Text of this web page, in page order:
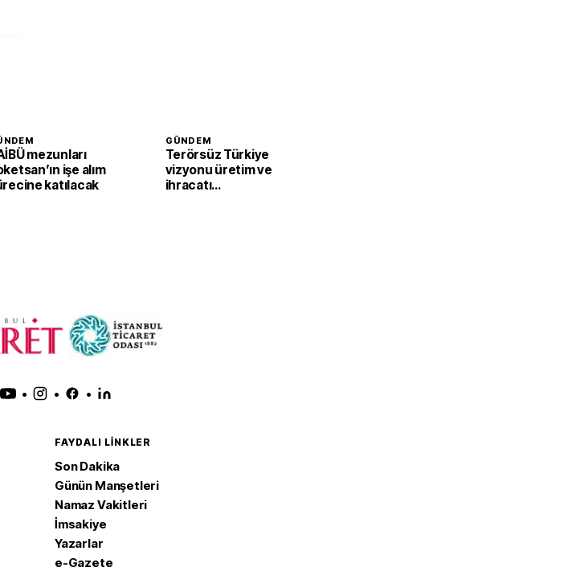
mezunları
işe alım
katılacak
GÜNDEM
Terörsüz Türkiye
vizyonu üretim ve
ihracatı
• • •
FAYDALI LINKLER
Son Dakika
Günün Manşetleri
Namaz Vakitleri
İmsakiye
Yazarlar
e-Gazete